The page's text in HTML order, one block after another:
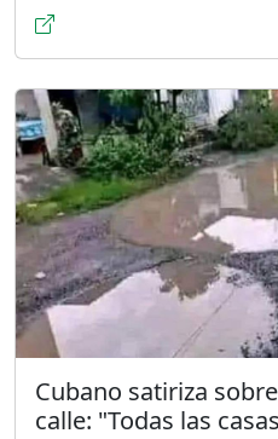
Cubano satiriza
calle: "Todas las